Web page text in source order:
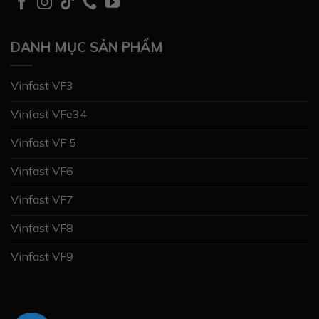
DANH MỤC SẢN PHẨM
Vinfast VF3
Vinfast VFe34
Vinfast VF 5
Vinfast VF6
Vinfast VF7
Vinfast VF8
Vinfast VF9